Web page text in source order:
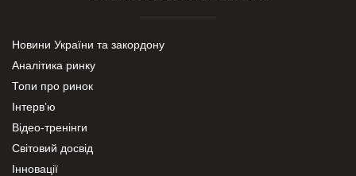
Новини України та закордону
Аналітика ринку
Топи про ринок
Інтерв’ю
Відео-тренінги
Світовий досвід
Інновації